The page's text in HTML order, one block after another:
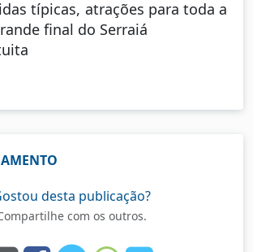
típicas, atrações para toda a
final do Serraiá
desta publicação?
com os outros.